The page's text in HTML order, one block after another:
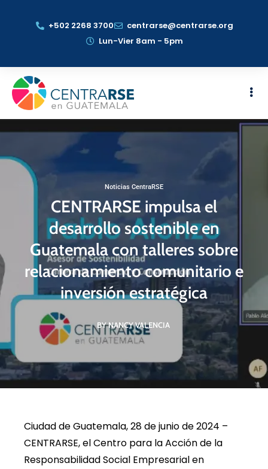
+502 2268 3700
centrarse@centrarse.org
Lun-Vier 8am - 5pm
Noticias CentraRSE
CENTRARSE impulsa el
desarrollo sostenible en
Guatemala con talleres sobre
relacionamiento comunitario e
inversión estratégica
BY NANCY VALENCIA
Ciudad de Guatemala, 28 de junio de 2024 –
CENTRARSE, el Centro para la Acción de la
Responsabilidad Social Empresarial en